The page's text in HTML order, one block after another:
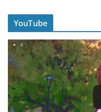
YouTube